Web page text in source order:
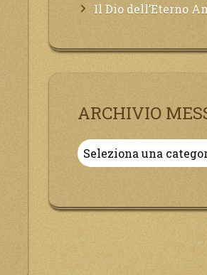
Il Dio dell’Eterno Amore grida tutto il Suo bene per i Suoi,richiama a Sé
ARCHIVIO
Archivio
Messaggi